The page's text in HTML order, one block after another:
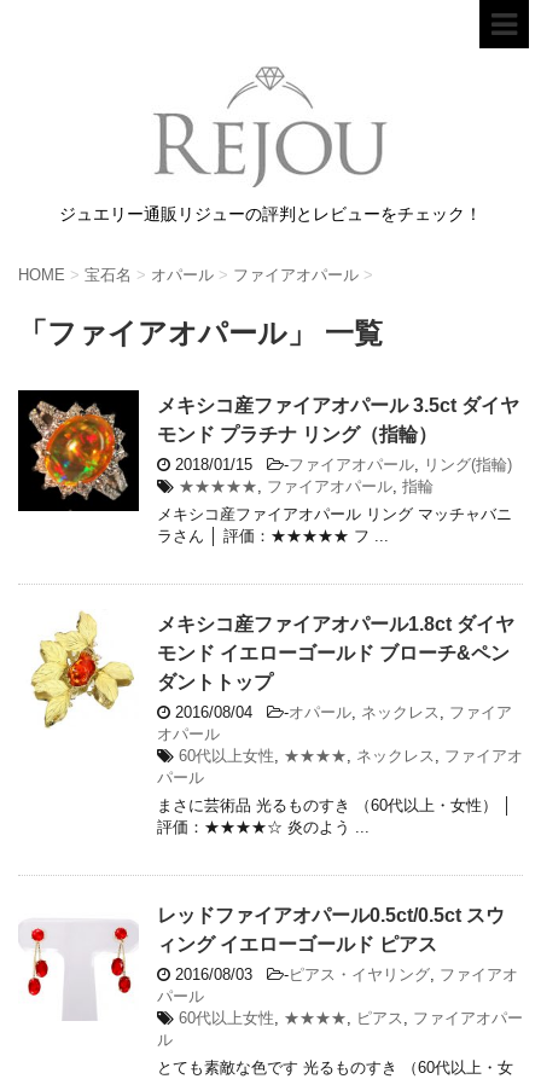
ジュエリー通販リジューの評判とレビューをチェック！
HOME > 宝石名 > オパール > ファイアオパール >
「ファイアオパール」 一覧
メキシコ産ファイアオパール 3.5ct ダイヤ
モンド プラチナ リング（指輪）
2018/01/15 -ファイアオパール, リング(指輪)
★★★★★, ファイアオパール, 指輪
メキシコ産ファイアオパール リング マッチャバニ
ラさん │ 評価：★★★★★ フ ...
メキシコ産ファイアオパール1.8ct ダイヤ
モンド イエローゴールド ブローチ&ペン
ダントトップ
2016/08/04 -オパール, ネックレス , ファイア
オパール
60代以上女性, ★★★★, ネックレス , ファイアオ
パール
まさに芸術品 光るものすき （60代以上・女性） │
評価：★★★★☆ 炎のよう ...
レッドファイアオパール0.5ct/0.5ct スウ
ィング イエローゴールド ピアス
2016/08/03 -ピアス・イヤリング, ファイアオ
パール
60代以上女性, ★★★★, ピアス , ファイアオパー
ル
とても素敵な色です 光るものすき （60代以上・女